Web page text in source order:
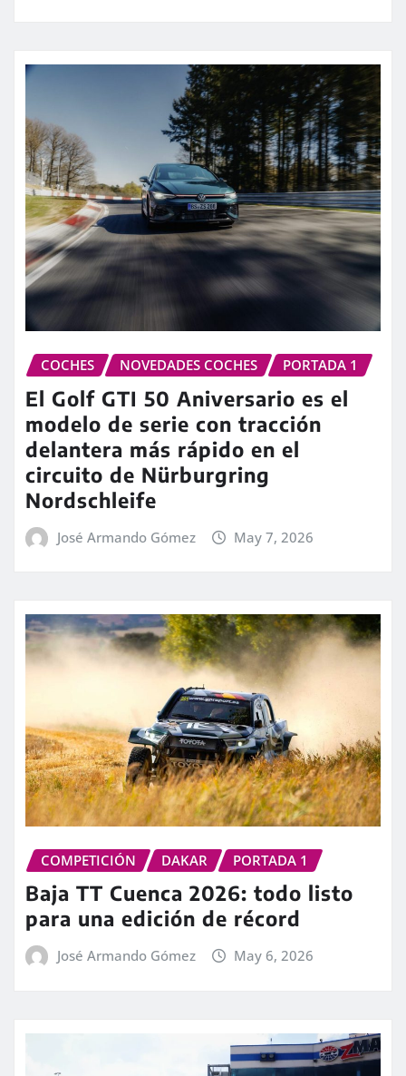
COCHES NOVEDADES COCHES PORTADA 1
El Golf GTI 50 Aniversario es el
modelo de serie con tracción
delantera más rápido en el
circuito de Nürburgring
Nordschleife
José Armando Gómez May 7, 2026
COMPETICIÓN DAKAR PORTADA 1
Baja TT Cuenca 2026: todo listo
para una edición de récord
José Armando Gómez May 6, 2026